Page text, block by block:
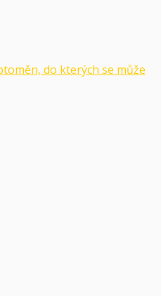
do kterých se může